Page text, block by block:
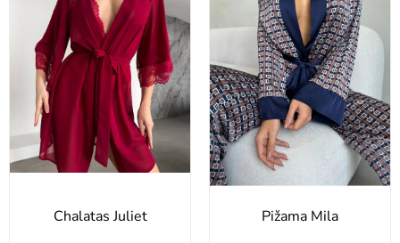
Chalatas Juliet Pižama Mila